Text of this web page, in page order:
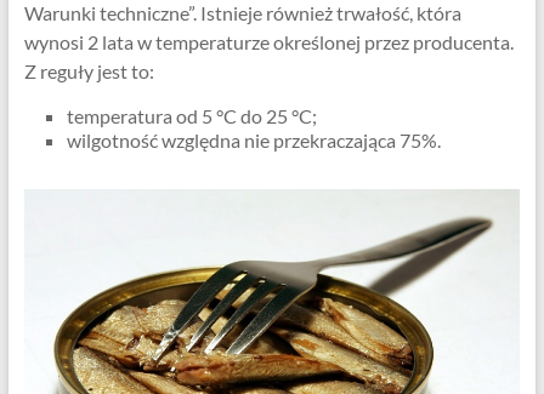
Warunki techniczne”. Istnieje również trwałość, która
wynosi 2 lata w temperaturze określonej przez producenta.
Z reguły jest to:
temperatura od 5 °C do 25 °C;
wilgotność względna nie przekraczająca 75%.